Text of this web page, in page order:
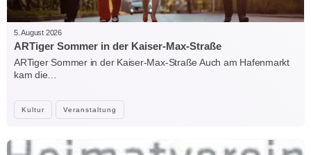
Kultur Veranstaltung
5. August 2026
ARTiger Sommer in der Kaiser-Max-Straße
ARTiger Sommer in der Kaiser-Max-Straße Auch am Hafenmarkt
kam die…